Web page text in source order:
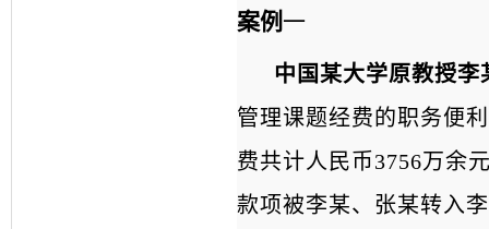
案例 一
中国某大学原教授
管理课题经费的职务便
费共计人民币3756万余
款项被李某、张某转入